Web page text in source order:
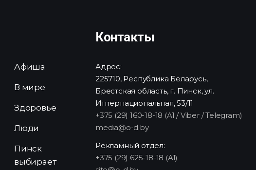
Афиша
В мире
Здоровье
Люди
Пинск
выбирает
Контакты
Адрес:
225710, Республика Беларусь,
Брестская область, г. Пинск, ул.
Интернациональная, 53/11
+375 (29) 160-18-18 (A1 / Viber / Telegram)
media@o-d.by
Рекламный отдел:
+375 (29) 625-18-18 (A1)